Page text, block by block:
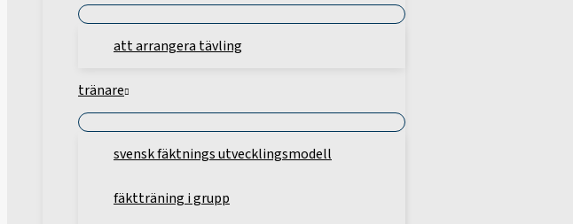
att arrangera tävling
tränare
svensk fäktnings utvecklingsmodell
fäktträning i grupp